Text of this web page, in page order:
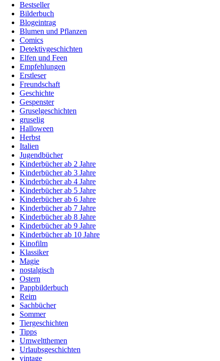
Bestseller
Bilderbuch
Blogeintrag
Blumen und Pflanzen
Comics
Detektivgeschichten
Elfen und Feen
Empfehlungen
Erstleser
Freundschaft
Geschichte
Gespenster
Gruselgeschichten
gruselig
Halloween
Herbst
Italien
Jugendbücher
Kinderbücher ab 2 Jahre
Kinderbücher ab 3 Jahre
Kinderbücher ab 4 Jahre
Kinderbücher ab 5 Jahre
Kinderbücher ab 6 Jahre
Kinderbücher ab 7 Jahre
Kinderbücher ab 8 Jahre
Kinderbücher ab 9 Jahre
Kinderbücher ab 10 Jahre
Kinofilm
Klassiker
Magie
nostalgisch
Ostern
Pappbilderbuch
Reim
Sachbücher
Sommer
Tiergeschichten
Tipps
Umweltthemen
Urlaubsgeschichten
vintage